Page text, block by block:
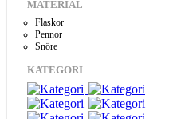
MATERIAL
Flaskor
Pennor
Snöre
KATEGORI